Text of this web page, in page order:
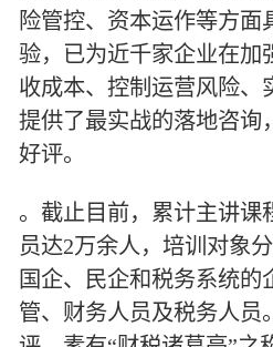
险管控、资本运作等方面
验，已为近千家企业在加
收成本、控制运营风险、
提供了最实战的落地咨询
好评。
。截止目前，累计主讲课
员达2万余人，培训对象
国企、民企和税务系统的
管、财务人员及税务人员